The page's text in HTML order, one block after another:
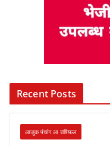
Recent Posts
आजुक पंचांग आ राशिफल